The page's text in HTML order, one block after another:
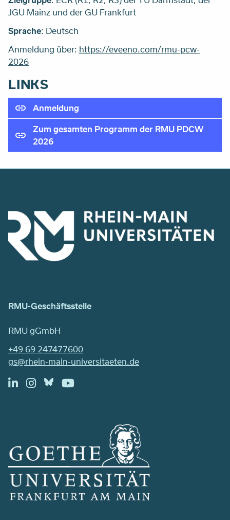
JGU Mainz und der GU Frankfurt
Sprache: Deutsch
Anmeldung über: https://eveeno.com/rmu-pcw-
2026
LINKS
Anmeldung
Zum gesamten Programm der RMU PDCW
2026
RMU-Geschäftsstelle
RMU gGmbH
+49 69 247477600
gs@rhein-main-universitaeten.de